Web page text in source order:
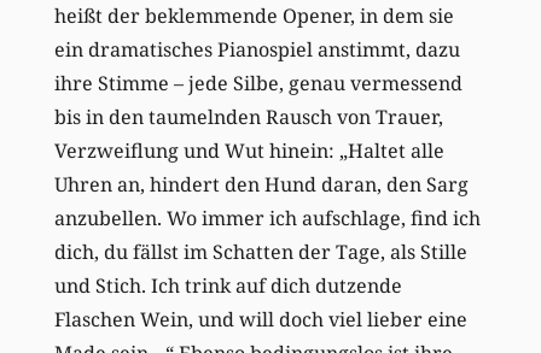
heißt der beklemmende Opener, in dem sie
ein dramatisches Pianospiel anstimmt, dazu
ihre Stimme – jede Silbe, genau vermessend
bis in den taumelnden Rausch von Trauer,
Verzweiflung und Wut hinein: „Haltet alle
Uhren an, hindert den Hund daran, den Sarg
anzubellen. Wo immer ich aufschlage, find ich
dich, du fällst im Schatten der Tage, als Stille
und Stich. Ich trink auf dich dutzende
Flaschen Wein, und will doch viel lieber eine